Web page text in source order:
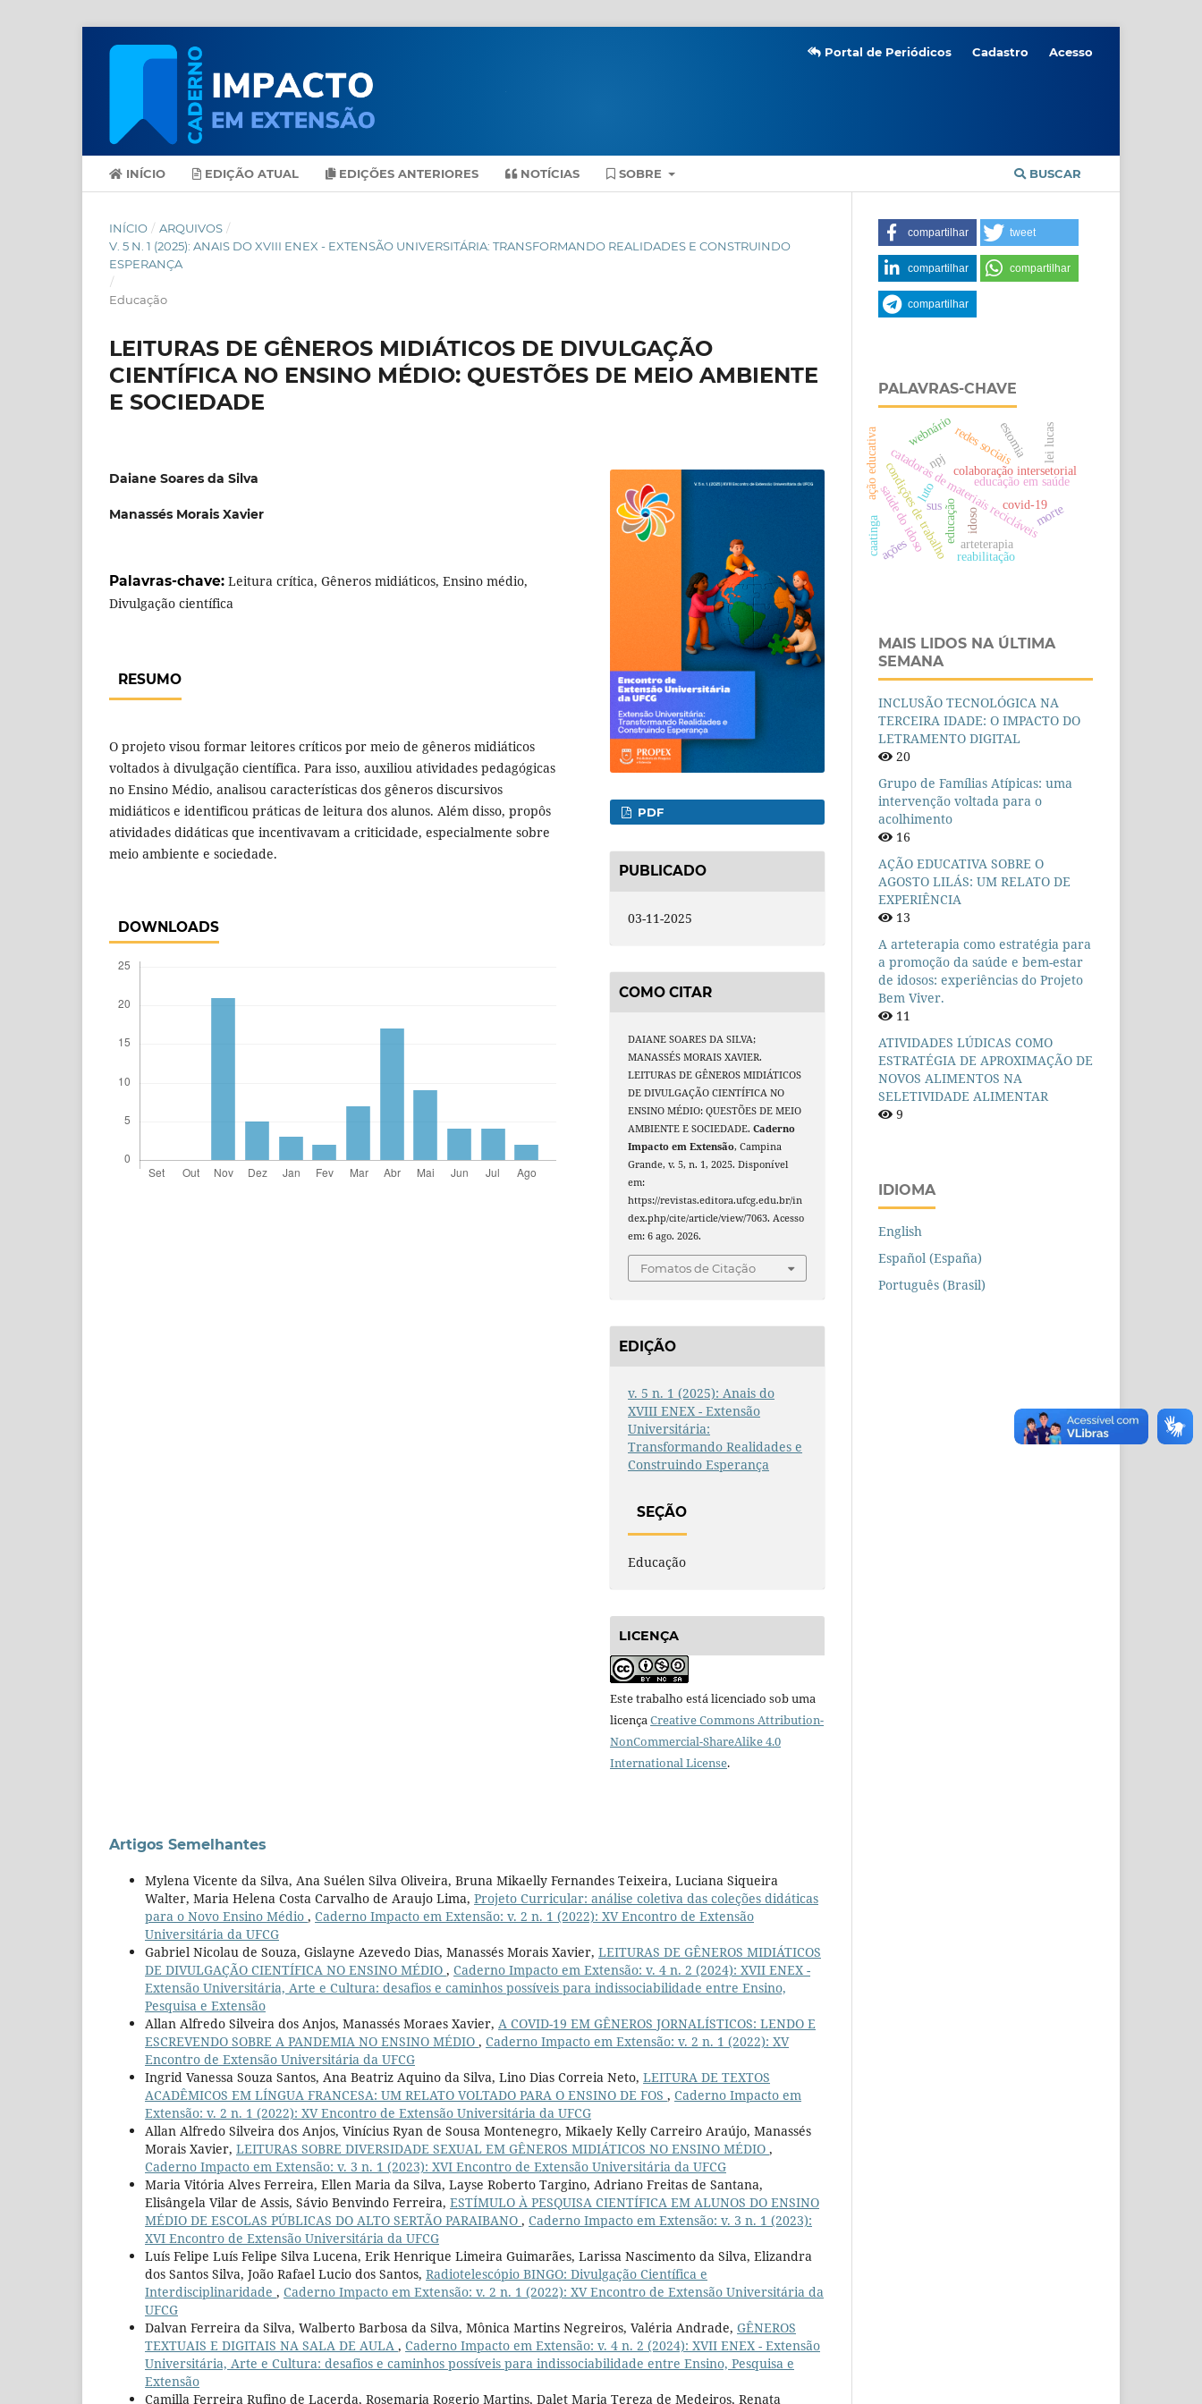
INÍCIO EDIÇÃO ATUAL EDIÇÕES ANTERIORES NOTÍCIAS SOBRE BUSCAR
Portal de Periódicos Cadastro Acesso
INÍCIO / ARQUIVOS /
V. 5 N. 1 (2025): ANAIS DO XVIII ENEX - EXTENSÃO UNIVERSITÁRIA: TRANSFORMANDO REALIDADES E CONSTRUINDO
ESPERANÇA
/
Educação
LEITURAS DE GÊNEROS MIDIÁTICOS DE DIVULGAÇÃO
CIENTÍFICA NO ENSINO MÉDIO: QUESTÕES DE MEIO AMBIENTE
E SOCIEDADE
Daiane Soares da Silva
Manassés Morais Xavier
Palavras-chave: Leitura crítica, Gêneros midiáticos, Ensino médio,
Divulgação científica
RESUMO
O projeto visou formar leitores críticos por meio de gêneros midiáticos
voltados à divulgação científica. Para isso, auxiliou atividades pedagógicas
no Ensino Médio, analisou características dos gêneros discursivos
midiáticos e identificou práticas de leitura dos alunos. Além disso, propôs
atividades didáticas que incentivavam a criticidade, especialmente sobre
meio ambiente e sociedade.
DOWNLOADS
PDF
PUBLICADO
03-11-2025
COMO CITAR
DAIANE SOARES DA SILVA;
MANASSÉS MORAIS XAVIER.
LEITURAS DE GÊNEROS MIDIÁTICOS
DE DIVULGAÇÃO CIENTÍFICA NO
ENSINO MÉDIO: QUESTÕES DE MEIO
AMBIENTE E SOCIEDADE.Caderno
Impacto em Extensão, Campina
Grande, v. 5, n. 1, 2025. Disponível
em:
https://revistas.editora.ufcg.edu.br/in
dex.php/cite/article/view/7063. Acesso
em: 6 ago. 2026.
Fomatos de Citação
EDIÇÃO
v. 5 n. 1 (2025): Anais do
XVIII ENEX - Extensão
Universitária:
Transformando Realidades e
Construindo Esperança
SEÇÃO
Educação
LICENÇA
Este trabalho está licenciado sob uma
licençaCreative Commons Attribution-
NonCommercial-ShareAlike 4.0
International License.
Artigos Semelhantes
Mylena Vicente da Silva, Ana Suélen Silva Oliveira, Bruna Mikaelly Fernandes Teixeira, Luciana Siqueira
Walter, Maria Helena Costa Carvalho de Araujo Lima, Projeto Curricular: análise coletiva das coleções didáticas
para o Novo Ensino Médio , Caderno Impacto em Extensão: v. 2 n. 1 (2022): XV Encontro de Extensão
Universitária da UFCG
Gabriel Nicolau de Souza, Gislayne Azevedo Dias, Manassés Morais Xavier, LEITURAS DE GÊNEROS MIDIÁTICOS
DE DIVULGAÇÃO CIENTÍFICA NO ENSINO MÉDIO , Caderno Impacto em Extensão: v. 4 n. 2 (2024): XVII ENEX -
Extensão Universitária, Arte e Cultura: desafios e caminhos possíveis para indissociabilidade entre Ensino,
Pesquisa e Extensão
Allan Alfredo Silveira dos Anjos, Manassés Moraes Xavier, A COVID-19 EM GÊNEROS JORNALÍSTICOS: LENDO E
ESCREVENDO SOBRE A PANDEMIA NO ENSINO MÉDIO , Caderno Impacto em Extensão: v. 2 n. 1 (2022): XV
Encontro de Extensão Universitária da UFCG
Ingrid Vanessa Souza Santos, Ana Beatriz Aquino da Silva, Lino Dias Correia Neto, LEITURA DE TEXTOS
ACADÊMICOS EM LÍNGUA FRANCESA: UM RELATO VOLTADO PARA O ENSINO DE FOS , Caderno Impacto em
Extensão: v. 2 n. 1 (2022): XV Encontro de Extensão Universitária da UFCG
Allan Alfredo Silveira dos Anjos, Vinícius Ryan de Sousa Montenegro, Mikaely Kelly Carreiro Araújo, Manassés
Morais Xavier, LEITURAS SOBRE DIVERSIDADE SEXUAL EM GÊNEROS MIDIÁTICOS NO ENSINO MÉDIO ,
Caderno Impacto em Extensão: v. 3 n. 1 (2023): XVI Encontro de Extensão Universitária da UFCG
Maria Vitória Alves Ferreira, Ellen Maria da Silva, Layse Roberto Targino, Adriano Freitas de Santana,
Elisângela Vilar de Assis, Sávio Benvindo Ferreira, ESTÍMULO À PESQUISA CIENTÍFICA EM ALUNOS DO ENSINO
MÉDIO DE ESCOLAS PÚBLICAS DO ALTO SERTÃO PARAIBANO , Caderno Impacto em Extensão: v. 3 n. 1 (2023):
XVI Encontro de Extensão Universitária da UFCG
Luís Felipe Luís Felipe Silva Lucena, Erik Henrique Limeira Guimarães, Larissa Nascimento da Silva, Elizandra
dos Santos Silva, João Rafael Lucio dos Santos, Radiotelescópio BINGO: Divulgação Científica e
Interdisciplinaridade , Caderno Impacto em Extensão: v. 2 n. 1 (2022): XV Encontro de Extensão Universitária da
UFCG
Dalvan Ferreira da Silva, Walberto Barbosa da Silva, Mônica Martins Negreiros, Valéria Andrade, GÊNEROS
TEXTUAIS E DIGITAIS NA SALA DE AULA , Caderno Impacto em Extensão: v. 4 n. 2 (2024): XVII ENEX - Extensão
Universitária, Arte e Cultura: desafios e caminhos possíveis para indissociabilidade entre Ensino, Pesquisa e
Extensão
Camilla Ferreira Rufino de Lacerda, Rosemaria Rogerio Martins, Dalet Maria Tereza de Medeiros, Renata
compartilhar tweet
compartilhar compartilhar
compartilhar
PALAVRAS-CHAVE
catadoras de materiais recicláveis
condições de trabalho colaboração intersetorial
educação em saúde
covid-19
idoso
ação educativa redes sociais
educação morte
luto
npj
saúde do idoso arteterapia
lei lucas
webnário
ações
sus
caatinga
estomia
reabilitação
MAIS LIDOS NA ÚLTIMA
SEMANA
INCLUSÃO TECNOLÓGICA NA
TERCEIRA IDADE: O IMPACTO DO
LETRAMENTO DIGITAL
20
Grupo de Famílias Atípicas: uma
intervenção voltada para o
acolhimento
16
AÇÃO EDUCATIVA SOBRE O
AGOSTO LILÁS: UM RELATO DE
EXPERIÊNCIA
13
A arteterapia como estratégia para
a promoção da saúde e bem-estar
de idosos: experiências do Projeto
Bem Viver.
11
ATIVIDADES LÚDICAS COMO
ESTRATÉGIA DE APROXIMAÇÃO DE
NOVOS ALIMENTOS NA
SELETIVIDADE ALIMENTAR
9
IDIOMA
English
Español (España)
Português (Brasil)